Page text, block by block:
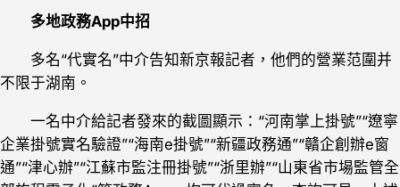
多地政務App中招
多名“代實名”中介告知新京報記者，他們的營業范圍并
不限于湖南。
一名中介給記者發來的截圖顯示：“河南掌上掛號”“遼寧
企業掛號實名驗證”“海南e掛號”“新疆政務通”“贛企創辦e窗
通”“津心辦”“江蘇市監注冊掛號”“浙里辦”“山東省市場監管全